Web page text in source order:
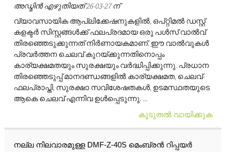
അഡ്മിൻ എഴുതിയത് 26-03-27 ന്
വ്യാവസായിക ആപ്ലിക്കേഷനുകളിൽ, ഒപ്റ്റിമൽ ഡസ്റ്റ്
കളക്ടർ സിസ്റ്റങ്ങൾക്ക് ഫലപ്രദമായ ഒരു പൾസ് വാൽവ്
തിരഞ്ഞെടുക്കുന്നത് നിർണായകമാണ്. ഈ വാൽവുകൾ
പ്രവർത്തന ചെലവ് കുറയ്ക്കുന്നതിനൊപ്പം
കാര്യക്ഷമതയും സുരക്ഷയും വർദ്ധിപ്പിക്കുന്നു. പ്രധാന
തിരഞ്ഞെടുപ്പ് മാനദണ്ഡങ്ങളിൽ കാര്യക്ഷമത, ചെലവ്-
ഫലപ്രാപ്തി, സുരക്ഷാ സവിശേഷതകൾ, ഉടമസ്ഥതയുടെ
ആകെ ചെലവ് എന്നിവ ഉൾപ്പെടുന്നു. ...
കൂടുതൽ വായിക്കുക
നല്ല നിലവാരമുള്ള DMF‑Z‑40S മെംബ്രൻ റിപ്പയർ